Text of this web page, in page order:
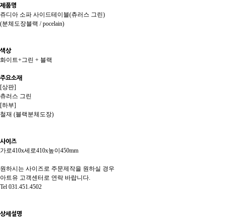
제품명
쥬디아 소파 사이드테이블(츄러스 그린)
(분체도장블랙 /pocelain)
색상
화이트+그린 + 블랙
주요소재
[상판]
츄러스 그린
[하부]
철재 (블랙분체도장)
사이즈
가로410x세로410x높이450mm
원하시는 사이즈로 주문제작을 원하실 경우
아트유 고객센터로 연락 바랍니다.
Tel 031.451.4502
상세설명